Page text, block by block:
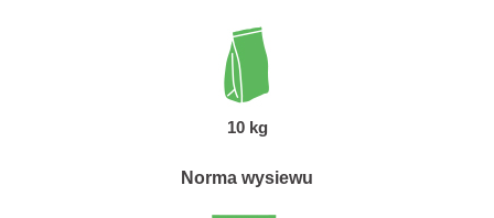
10 kg
Norma wysiewu